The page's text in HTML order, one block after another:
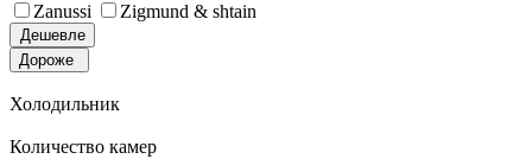
Zanussi
Zigmund & shtain
Дешевле
Дороже
Холодильник
Количество камер